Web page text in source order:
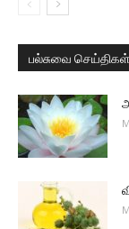
பல்சுவை செய்திகள்